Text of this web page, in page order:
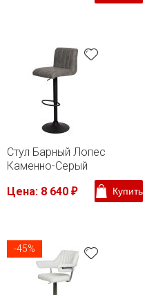
Стул Барный Лопес
Каменно-Серый
Цена: 8 640 ₽ Купить
-45%